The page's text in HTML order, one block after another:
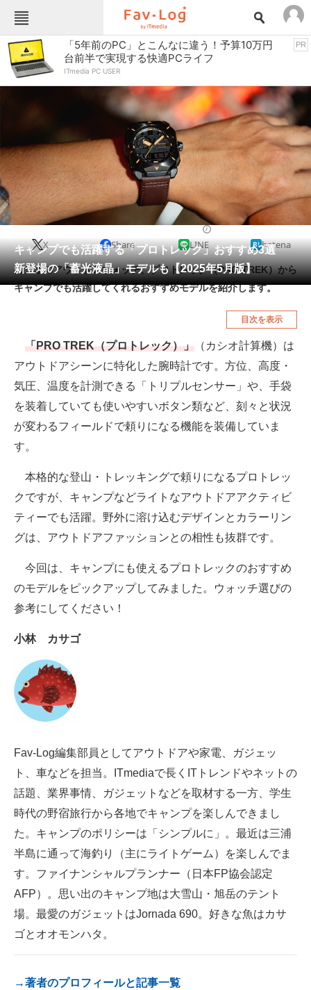
Fav-Logカテゴリー一覧
TOP アウトドア用品
インテリア・収納 おもちゃ・ホビー
キッチン家電
ゲーム
コンテンツ・サービス スイーツ・お菓子
スポーツ・レジャー スマホ・携帯電話
パソコン・タブレット ファッション
ペット 家電
工具・DIY 本・DVD・CD
釣り具・釣り用品 食品・飲料・お酒
食器・グラス・カトラリー
メディア
注目記事を集めた総合ページ
ITの今と未来を見通す
スマホと通信の最新トレンド
進化するPCとデバイスの未来
好きが集まる 比べて選べる
企業ITのトレンドを詳説
経営リーダーのコミュニティ
ITエンジニア向け専門サイト
企業向けIT製品の総合サイト
IT製品の技術・比較・事例
製造業のIT導入・活用を支援
モノづくり技術者専門サイト
エレクトロニクス専門サイト
エネルギーの専門メディア
「5年前のPC」とこんなに違う！予算10万円
台前半で実現する快適PCライフ
ITmedia PC USER
PR
キャンプでも活躍する「プロトレック」おすすめ3選
新登場の「蓄光液晶」モデルも【2025年5月版】
X Share LINE hatena
カシオのアウトドアウォッチ、プロトレック（PRO TREK）から
キャンプでも活躍してくれるおすすめモデルを紹介します。
目次を表示
「PRO TREK（プロトレック）」 （カシオ計算機）は
アウトドアシーンに特化した腕時計です。方位、高度・
気圧、温度を計測できる「トリプルセンサー」や、手袋
を装着していても使いやすいボタン類など、刻々と状況
が変わるフィールドで頼りになる機能を装備していま
す。
本格的な登山・トレッキングで頼りになるプロトレッ
クですが、キャンプなどライトなアウトドアアクティビ
ティーでも活躍。野外に溶け込むデザインとカラーリン
グは、アウトドアファッションとの相性も抜群です。
今回は、キャンプにも使えるプロトレックのおすすめ
のモデルをピックアップしてみました。ウォッチ選びの
参考にしてください！
小林 カサゴ
Fav-Log編集部員としてアウトドアや家電、ガジェッ
ト、車などを担当。ITmediaで長くITトレンドやネットの
話題、業界事情、ガジェットなどを取材する一方、学生
時代の野宿旅行から各地でキャンプを楽しんできまし
た。キャンプのポリシーは「シンプルに」。最近は三浦
半島に通って海釣り（主にライトゲーム）を楽しんでま
す。ファイナンシャルプランナー（日本FP協会認定
AFP）。思い出のキャンプ地は大雪山・旭岳のテント
場。最愛のガジェットはJornada 690。好きな魚はカサ
ゴとオオモンハタ。
→著者のプロフィールと記事一覧